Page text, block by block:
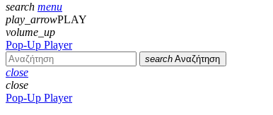
search menu
play_arrowPLAY
volume_up
Pop-Up Player
search Αναζήτηση
close
close
Pop-Up Player